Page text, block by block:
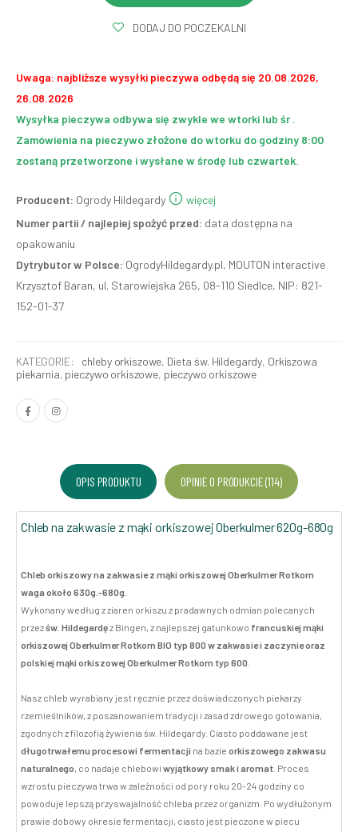
DODAJ DO POCZEKALNI
Uwaga: najbliższe wysyłki pieczywa odbędą się 20.08.2026,
26.08.2026
Wysyłka pieczywa odbywa się zwykle we wtorki lub śr .
Zamówienia na pieczywo złożone do wtorku do godziny 8:00
zostaną przetworzone i wysłane w środę lub czwartek.
Producent: Ogrody Hildegardy
więcej
Numer partii / najlepiej spożyć przed: data dostępna na
opakowaniu
Dytrybutor w Polsce: OgrodyHildegardy.pl, MOUTON interactive
Krzysztof Baran, ul. Starowiejska 265, 08-110 Siedlce, NIP: 821-
152-01-37
KATEGORIE: chleby orkiszowe, Dieta św. Hildegardy, Orkiszowa
piekarnia, pieczywo orkiszowe, pieczywo orkiszowe
OPIS PRODUKTU OPINIE O PRODUKCIE (114)
Chleb na zakwasie z mąki orkiszowej Oberkulmer 620g-680g
Chleb orkiszowy na zakwasie z mąki orkiszowej Oberkulmer Rotkorn
waga około 630g.-680g.
Wykonany według z ziaren orkiszu z pradawnych odmian polecanych
przezśw. Hildegardęz Bingen, z najlepszej gatunkowo francuskiej mąki
orkiszowej Oberkulmer Rotkorn BIO typ 800 w zakwasie i zaczynie oraz
polskiej mąki orkiszowej Oberkulmer Rotkorn typ 600
Nasz chleb wyrabiany jest ręcznie przez doświadczonych piekarzy
rzemieślników, z poszanowaniem tradycji i zasad zdrowego gotowania,
zgodnych z filozofią żywienia św. Hildegardy. Ciasto poddawane jest
długotrwałemu procesowi fermentacji na bazie orkiszowego zakwasu
naturalnego, co nadaje chlebowi wyjątkowy smak i aromat . Proces
wzrostu pieczywa trwa w zależności od pory roku 20-24 godziny co
powoduje lepszą przyswajalność chleba przez organizm. Po wydłużonym
prawie dobowy okresie fermentacji, ciasto jest pieczone w piecu